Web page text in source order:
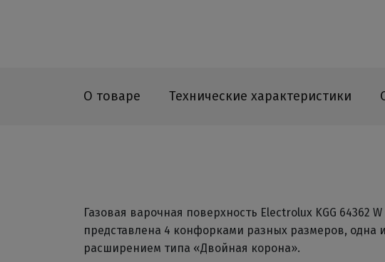
О товаре Технические характеристики
Газовая варочная поверхность Electrolux KGG 64362
представлена 4 конфорками разных размеров, одна
расширением типа «Двойная корона».